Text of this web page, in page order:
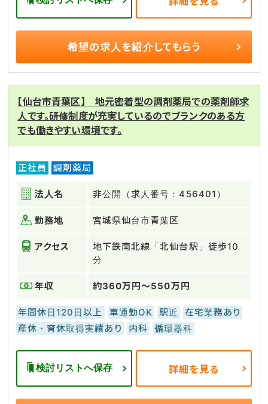
希望の求人を紹介してもらう
【仙台市青葉区】 地元密着型の調剤薬局での薬剤師求
人です。研修制度が充実しているのでブランクのある方
でも働きやすい環境です。
正社員 調剤薬局
法人名 非公開（求人番号：456401）
勤務地 宮城県仙台市青葉区
アクセス
地下鉄南北線「北仙台駅」徒歩10
分
年収 約360万円～550万円
年間休日120日以上 車通勤OK 駅近
在宅業務あり
産休・育休取得実績あり
内科 循環器科
検討リストへ保存 詳細を見る